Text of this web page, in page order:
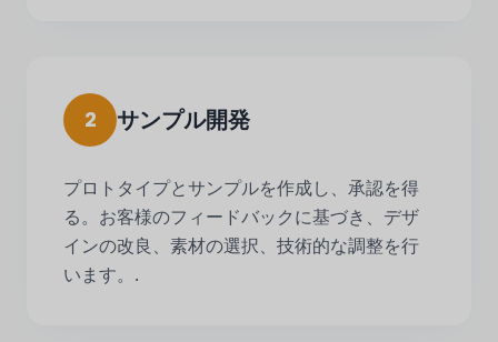
2 サンプル開発
プロトタイプとサンプルを作成し、承認を得
る。お客様のフィードバックに基づき、デザ
インの改良、素材の選択、技術的な調整を行
います。.